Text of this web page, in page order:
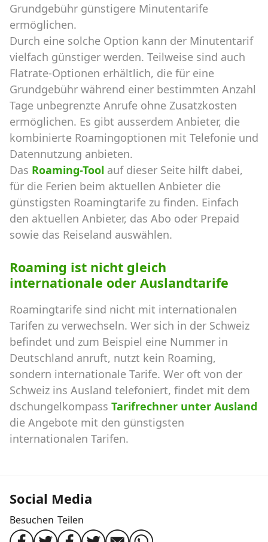
Grundgebühr günstigere Minutentarife
ermöglichen.
Durch eine solche Option kann der Minutentarif
vielfach günstiger werden. Teilweise sind auch
Flatrate-Optionen erhältlich, die für eine
Grundgebühr während einer bestimmten Anzahl
Tage unbegrenzte Anrufe ohne Zusatzkosten
ermöglichen. Es gibt ausserdem Anbieter, die
kombinierte Roamingoptionen mit Telefonie und
Datennutzung anbieten.
Das Roaming-Tool auf dieser Seite hilft dabei,
für die Ferien beim aktuellen Anbieter die
günstigsten Roamingtarife zu finden. Einfach
den aktuellen Anbieter, das Abo oder Prepaid
sowie das Reiseland auswählen.
Roaming ist nicht gleich
internationale oder Auslandtarife
Roamingtarife sind nicht mit internationalen
Tarifen zu verwechseln. Wer sich in der Schweiz
befindet und zum Beispiel eine Nummer in
Deutschland anruft, nutzt kein Roaming,
sondern internationale Tarife. Wer oft von der
Schweiz ins Ausland telefoniert, findet mit dem
dschungelkompass Tarifrechner unter Ausland
die Angebote mit den günstigsten
internationalen Tarifen.
Social Media
Besuchen Teilen